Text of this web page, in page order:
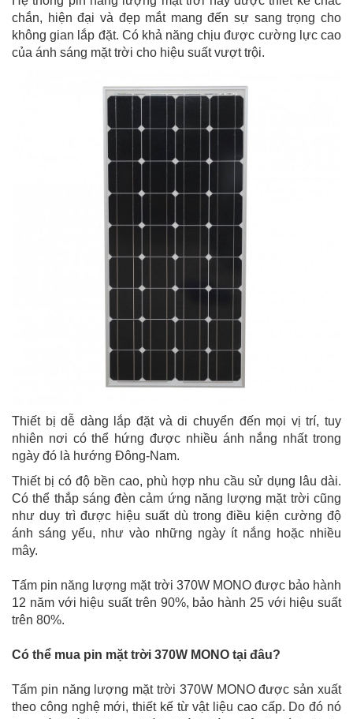
chắn, hiện đại và đẹp mắt mang đến sự sang trọng cho
không gian lắp đặt. Có khả năng chịu được cường lực cao
của ánh sáng mặt trời cho hiệu suất vượt trội.
Thiết bị dễ dàng lắp đặt và di chuyển đến mọi vị trí, tuy
nhiên nơi có thể hứng được nhiều ánh nắng nhất trong
ngày đó là hướng Đông-Nam.
Thiết bị có độ bền cao, phù hợp nhu cầu sử dụng lâu dài.
Có thể thắp sáng đèn cảm ứng năng lượng mặt trời cũng
như duy trì được hiệu suất dù trong điều kiện cường độ
ánh sáng yếu, như vào những ngày ít nắng hoặc nhiều
mây.
Tấm pin năng lượng mặt trời 370W MONO được bảo hành
12 năm với hiệu suất trên 90%, bảo hành 25 với hiệu suất
trên 80%.
Có thể mua pin mặt trời 370W MONO tại đâu?
Tấm pin năng lượng mặt trời 370W MONO được sản xuất
theo công nghệ mới, thiết kế từ vật liệu cao cấp. Do đó nó